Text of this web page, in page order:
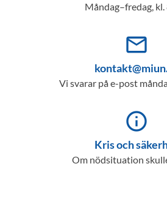
Måndag–fredag,
mail_outline
Vi svarar på e-post
info_outline
Kris och
Om nödsituation